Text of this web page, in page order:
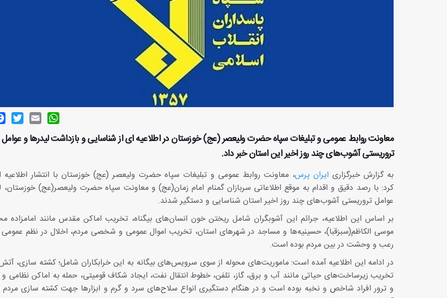
Email
WhatsApp
معاونت روابط عمومی و تبلیغات سپاه حضرت ولیعصر (عج) خوزستان در اطلاعیه ای از شناسایی و بازداشت لیدرها و عوامل
تروریستی آشوب‌های چند روز اخیر این استان خبر داد.
به گزارش خبرگزاری ایران پرس، معاونت روابط عمومی و تبلیغات سپاه حضرت ولیعصر (عج) خوزستان با انتشار اطلاعیه
کرد: با رصد دقیق و اقدام به موقع اطلاعاتی سربازان گمنام امام زمان(عج) و معاونت سپاه حضرت ولیعصر(عج) خوزستان،
عوامل تروریستی آشوب‌های چند روز اخیر استان شناسایی و دستگیر شدند.
بر اساس این اطلاعیه، جرائم این آشوبگران شامل ریختن خون انسان‌های بیگناه، تخریب اماکن مقدس مانند امامزاده
موسی الکاظم(سبزقبا)، حسینیه‌ها و مساجد در شهرهای استان، تخریب اموال عمومی و شخصی مردم، اخلال در نظم عمومی
رعب و وحشت در بین مردم بوده است.
در ادامه این اطلاعیه آمده است: ماموریت‌های محوله از سوی سرویس‌های بیگانه به این خرابکاران شامل؛ کشته سازی،
تخریب زیرساخت‌های حیاتی مانند آب و برق، گاز، تلفن، خطوط انتقال نفت، ایجاد شکاف قومیتی، حمله به اماکن نظامی و
و ترور افراد شاخص و نخبه بوده است و در هنگام دستگیری انواع سلاح‌های سرد و گرم و ابزارها جهت کشته سازی مردم